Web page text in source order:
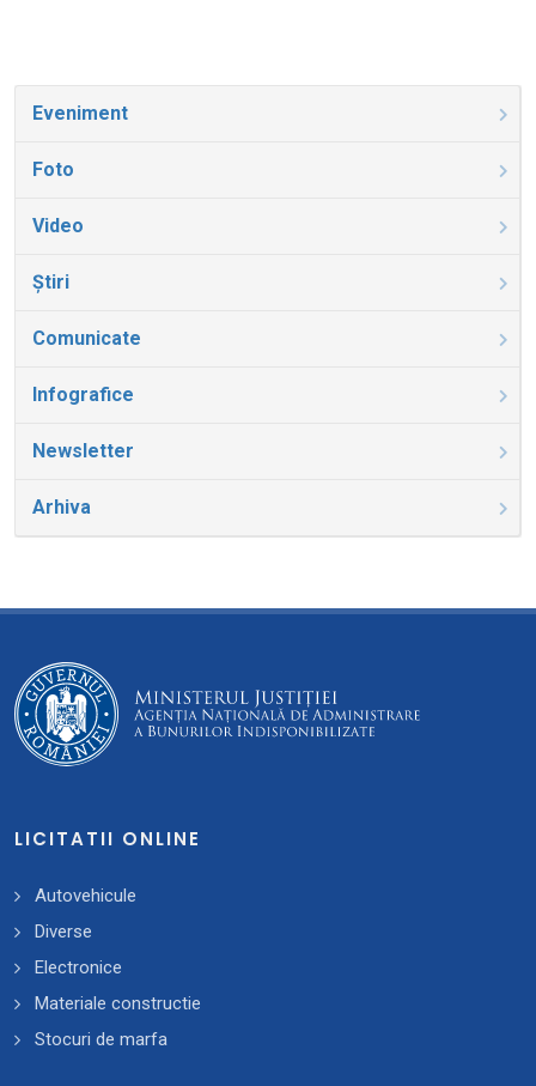
Eveniment
Foto
Video
Știri
Comunicate
Infografice
Newsletter
Arhiva
LICITATII ONLINE
Autovehicule
Diverse
Electronice
Materiale constructie
Stocuri de marfa